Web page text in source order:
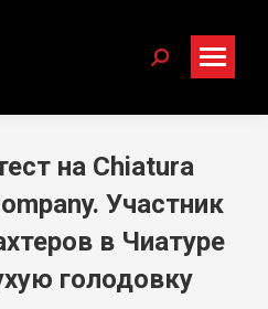
Search:
на Chiatura
Участник
в Чиатуре
голодовку